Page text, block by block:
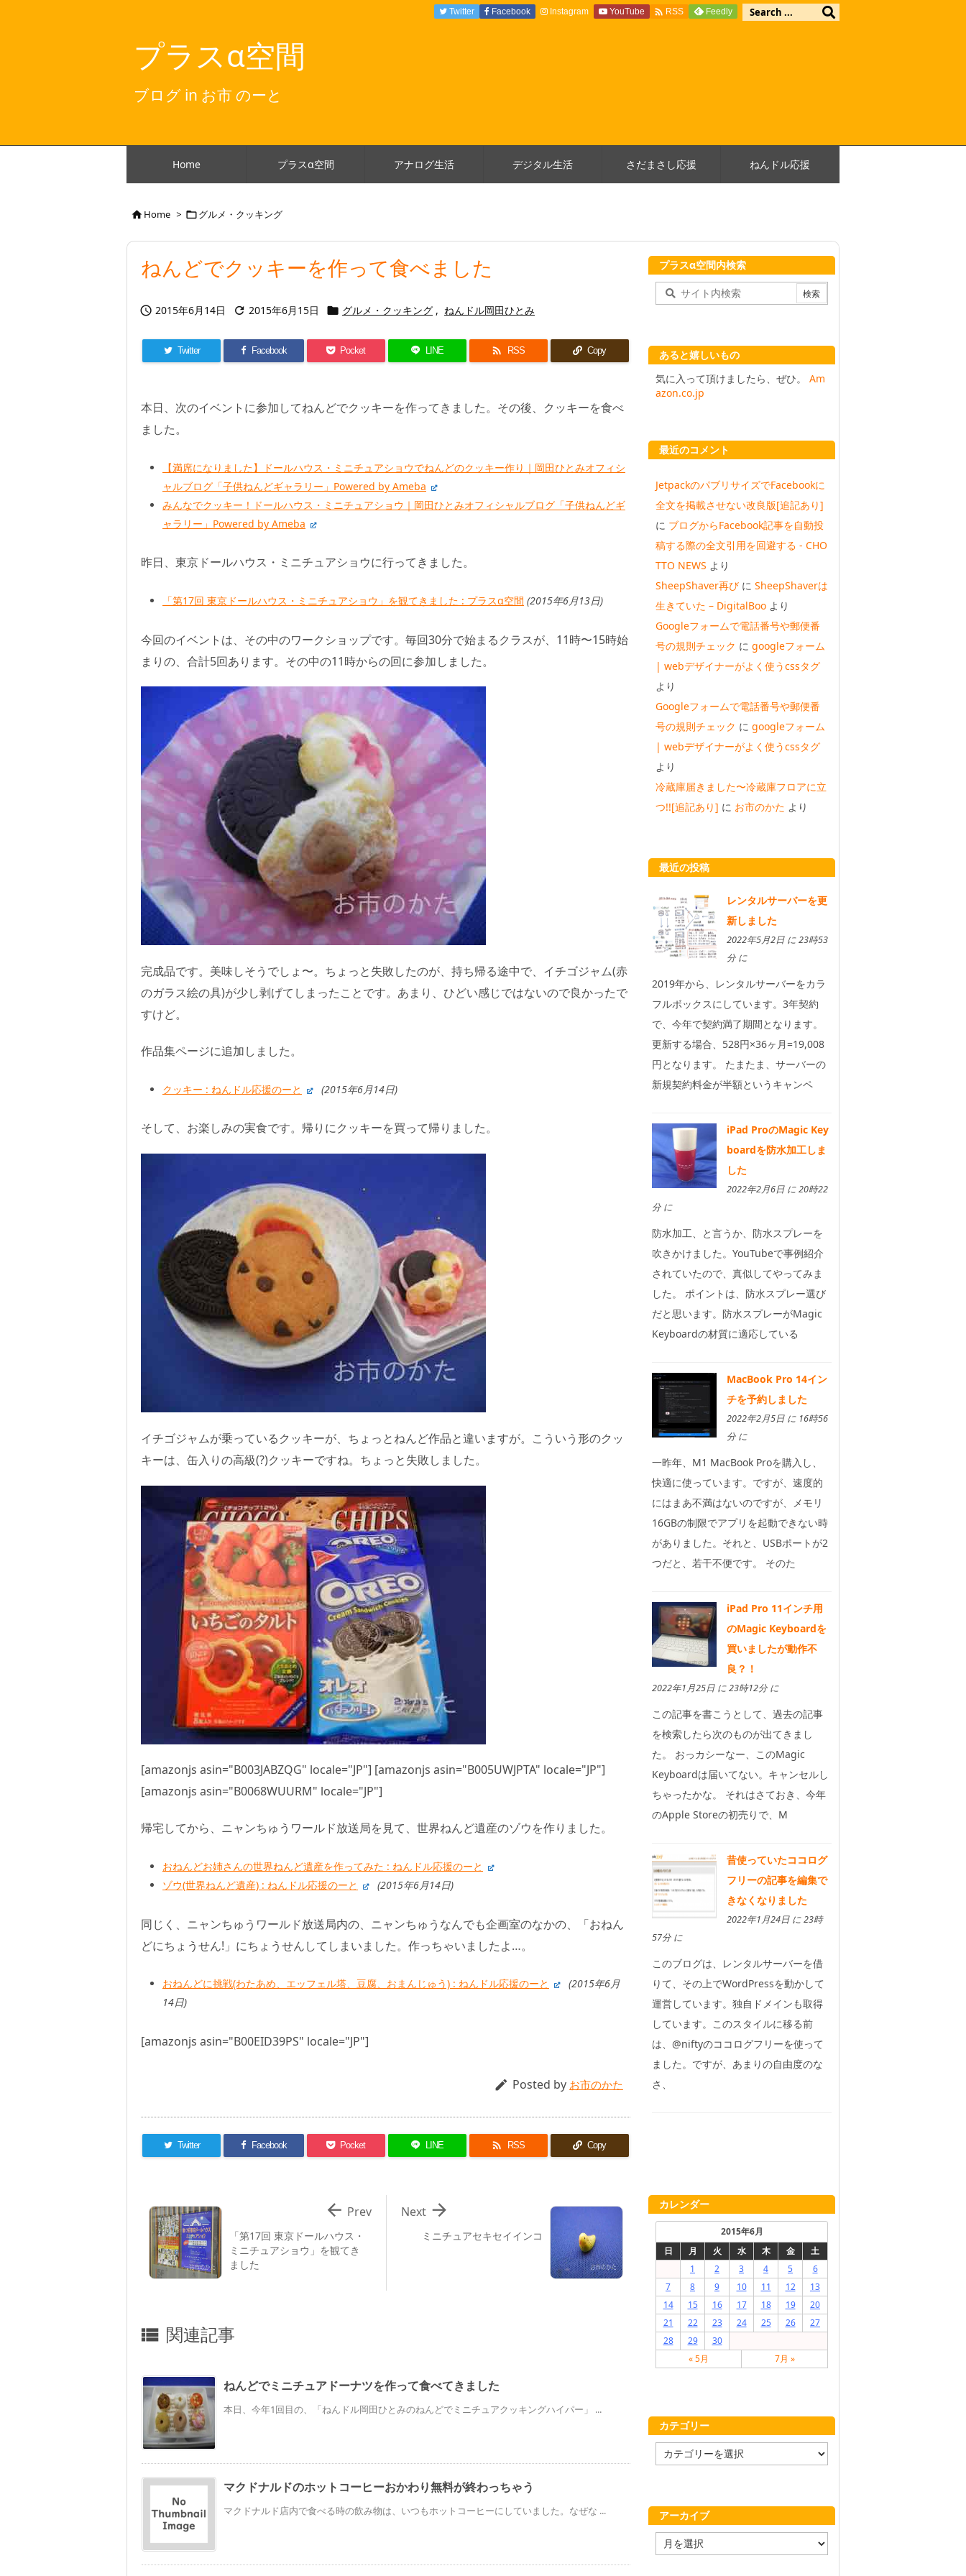
プラスα空間
ブログ in お市 のーと
Home プラスα空間 アナログ生活 デジタル生活 さだまさし応援 ねんドル応援
Twitter Facebook Instagram YouTube  RSS Feedly
Home > グルメ・クッキング
ねんどでクッキーを作って食べました
 2015年6月14日  2015年6月15日  グルメ・クッキング , ねんドル岡田ひとみ
Twitter Facebook Pocket LINE  RSS Copy
本日、次のイベントに参加してねんどでクッキーを作ってきました。その後、クッキーを食べ
ました。
【満席になりました】ドールハウス・ミニチュアショウでねんどのクッキー作り｜岡田ひとみオフィシ
ャルブログ「子供ねんどギャラリー」Powered by Ameba
みんなでクッキー！ドールハウス・ミニチュアショウ｜岡田ひとみオフィシャルブログ「子供ねんどギ
ャラリー」Powered by Ameba
昨日、東京ドールハウス・ミニチュアショウに行ってきました。
「第17回 東京ドールハウス・ミニチュアショウ」を観てきました : プラスα空間 (2015年6月13日)
今回のイベントは、その中のワークショップです。毎回30分で始まるクラスが、11時〜15時始
まりの、合計5回あります。その中の11時からの回に参加しました。
完成品です。美味しそうでしょ〜。ちょっと失敗したのが、持ち帰る途中で、イチゴジャム(赤
のガラス絵の具)が少し剥げてしまったことです。あまり、ひどい感じではないので良かったで
すけど。
作品集ページに追加しました。
クッキー : ねんドル応援のーと (2015年6月14日)
そして、お楽しみの実食です。帰りにクッキーを買って帰りました。
イチゴジャムが乗っているクッキーが、ちょっとねんど作品と違いますが。こういう形のクッ
キーは、缶入りの高級(?)クッキーですね。ちょっと失敗しました。
[amazonjs asin="B003JABZQG" locale="JP"] [amazonjs asin="B005UWJPTA" locale="JP"]
[amazonjs asin="B0068WUURM" locale="JP"]
帰宅してから、ニャンちゅうワールド放送局を見て、世界ねんど遺産のゾウを作りました。
おねんどお姉さんの世界ねんど遺産を作ってみた : ねんドル応援のーと
ゾウ(世界ねんど遺産) : ねんドル応援のーと
(2015年6月14日)
同じく、ニャンちゅうワールド放送局内の、ニャンちゅうなんでも企画室のなかの、「おねん
どにちょうせん!」にちょうせんしてしまいました。作っちゃいましたよ…。
おねんどに挑戦(わたあめ、エッフェル塔、豆腐、おまんじゅう) : ねんドル応援のーと
(2015年6月
14日)
[amazonjs asin="B00EID39PS" locale="JP"]
 Posted by お市のかた
Twitter Facebook Pocket LINE  RSS Copy
ミニチュアセキセイインコ

Next
「第17回 東京ドールハウス・
ミニチュアショウ」を観てき
ました
 Prev
 関連記事
ねんどでミニチュアドーナツを作って食べてきました
本日、今年1回目の、「ねんドル岡田ひとみのねんどでミニチュアクッキングハイパー」 ...
マクドナルドのホットコーヒーおかわり無料が終わっちゃう
マクドナルド店内で食べる時の飲み物は、いつもホットコーヒーにしていました。なぜな ...
プラスα空間内検索
あると嬉しいもの
気に入って頂けましたら、ぜひ。 Am
azon.co.jp
最近のコメント
JetpackのパブリサイズでFacebookに
全文を掲載させない改良版[追記あり]
に ブログからFacebook記事を自動投
稿する際の全文引用を回避する - CHO
TTO NEWS より
SheepShaver再び に SheepShaverは
生きていた – DigitalBoo より
Googleフォームで電話番号や郵便番
号の規則チェック に googleフォーム
| webデザイナーがよく使うcssタグ
より
Googleフォームで電話番号や郵便番
号の規則チェック に googleフォーム
| webデザイナーがよく使うcssタグ
より
冷蔵庫届きました〜冷蔵庫フロアに立
つ!![追記あり] に お市のかた より
最近の投稿
レンタルサーバーを更
新しました
2022年5月2日 に 23時53
分 に
2019年から、レンタルサーバーをカラ
フルボックスにしています。3年契約
で、今年で契約満了期間となります。
更新する場合、528円×36ヶ月=19,008
円となります。 たまたま、サーバーの
新規契約料金が半額というキャンペ
iPad ProのMagic Key
boardを防水加工しま
した
2022年2月6日 に 20時22
分 に
防水加工、と言うか、防水スプレーを
吹きかけました。YouTubeで事例紹介
されていたので、真似してやってみま
した。 ポイントは、防水スプレー選び
だと思います。防水スプレーがMagic
Keyboardの材質に適応している
MacBook Pro 14イン
チを予約しました
2022年2月5日 に 16時56
分 に
一昨年、M1 MacBook Proを購入し、
快適に使っています。ですが、速度的
にはまあ不満はないのですが、メモリ
16GBの制限でアプリを起動できない時
がありました。それと、USBポートが2
つだと、若干不便です。 そのた
iPad Pro 11インチ用
のMagic Keyboardを
買いましたが動作不
良？！
2022年1月25日 に 23時12分 に
この記事を書こうとして、過去の記事
を検索したら次のものが出てきまし
た。 おっカシーなー、このMagic
Keyboardは届いてない。キャンセルし
ちゃったかな。 それはさておき、今年
のApple Storeの初売りで、M
昔使っていたココログ
フリーの記事を編集で
きなくなりました
2022年1月24日 に 23時
57分 に
このブログは、レンタルサーバーを借
りて、その上でWordPressを動かして
運営しています。独自ドメインも取得
しています。このスタイルに移る前
は、@niftyのココログフリーを使って
ました。ですが、あまりの自由度のな
さ、
カレンダー
2015年6月
日
月 火 水 木 金
土
1
2 3 4 5
6
7
8 9 10 11 12
13
14
15 16 17 18 19
20
21
22 23 24 25 26
27
28
29
30
« 5月
7月 »
カテゴリー
テ
ー
アーカイブ
ー